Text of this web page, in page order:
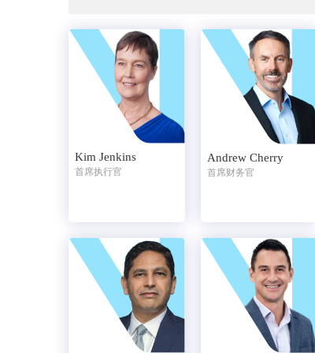
Kim Jenkins
首席执行官
Andrew Cherry
首席财务官